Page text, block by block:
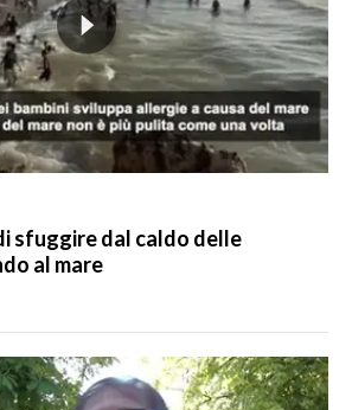
sfuggire dal caldo delle
al mare